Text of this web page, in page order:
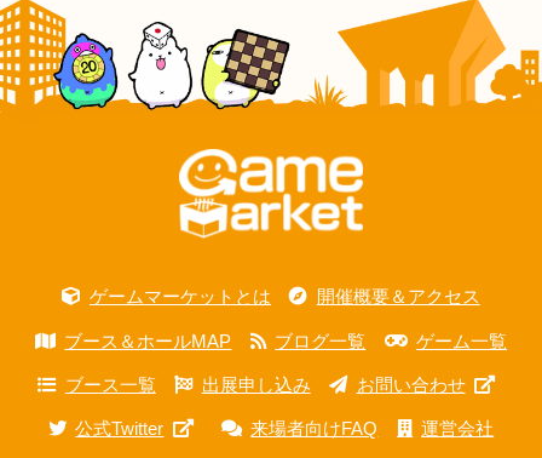
ゲームマーケットとは 開催概要＆アクセス
ブース＆ホールMAP ブログ一覧 ゲーム一覧
ブース一覧 出展申し込み お問い合わせ
公式Twitter 来場者向けFAQ 運営会社